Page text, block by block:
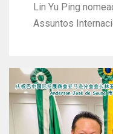
Lin Yu Ping
Assuntos